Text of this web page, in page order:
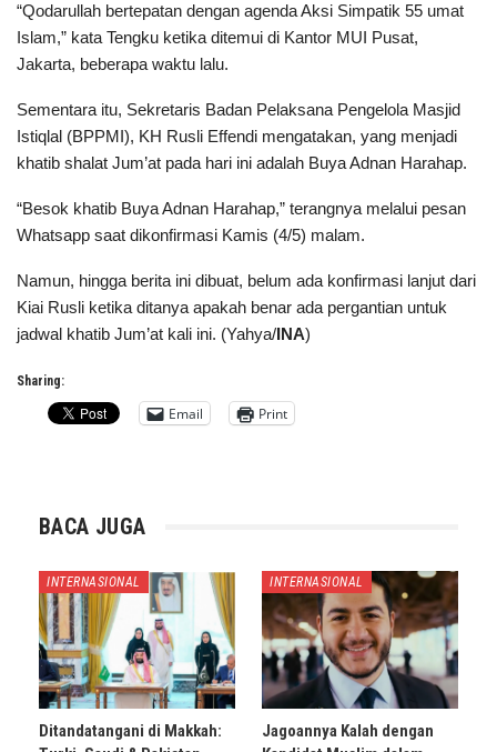
“Qodarullah bertepatan dengan agenda Aksi Simpatik 55 umat
Islam,” kata Tengku ketika ditemui di Kantor MUI Pusat,
Jakarta, beberapa waktu lalu.
Sementara itu, Sekretaris Badan Pelaksana Pengelola Masjid
Istiqlal (BPPMI), KH Rusli Effendi mengatakan, yang menjadi
khatib shalat Jum’at pada hari ini adalah Buya Adnan Harahap.
“Besok khatib Buya Adnan Harahap,” terangnya melalui pesan
Whatsapp saat dikonfirmasi Kamis (4/5) malam.
Namun, hingga berita ini dibuat, belum ada konfirmasi lanjut dari
Kiai Rusli ketika ditanya apakah benar ada pergantian untuk
jadwal khatib Jum’at kali ini. (Yahya/INA)
Sharing:
Email Print
BACA JUGA
INTERNASIONAL
Ditandatangani di Makkah:
INTERNASIONAL
Jagoannya Kalah dengan